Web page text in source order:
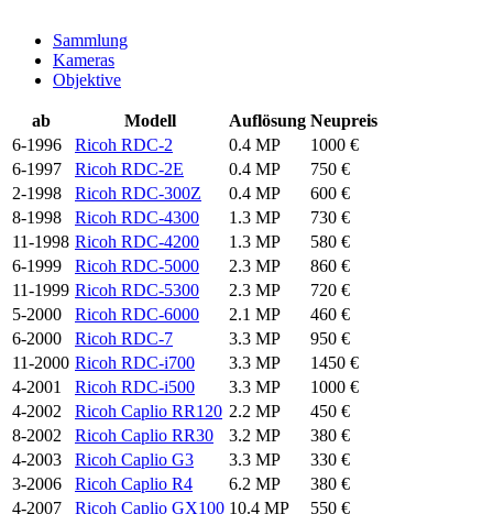
Sammlung
Kameras
Objektive
ab Modell Auflösung Neupreis
6-1996
Ricoh RDC-2 0.4 MP
1000 €
6-1997
Ricoh RDC-2E 0.4 MP
750 €
2-1998
Ricoh RDC-300Z 0.4 MP
600 €
8-1998
Ricoh RDC-4300 1.3 MP
730 €
11-1998 Ricoh RDC-4200 1.3 MP
580 €
6-1999
Ricoh RDC-5000 2.3 MP
860 €
11-1999 Ricoh RDC-5300 2.3 MP
720 €
5-2000
Ricoh RDC-6000 2.1 MP
460 €
6-2000
Ricoh RDC-7 3.3 MP
950 €
11-2000 Ricoh RDC-i700 3.3 MP
1450 €
4-2001
Ricoh RDC-i500 3.3 MP
1000 €
4-2002
Ricoh Caplio RR120 2.2 MP
450 €
8-2002
Ricoh Caplio RR30 3.2 MP
380 €
4-2003
Ricoh Caplio G3 3.3 MP
330 €
3-2006
Ricoh Caplio R4 6.2 MP
380 €
4-2007
Ricoh Caplio GX100 10.4 MP
550 €